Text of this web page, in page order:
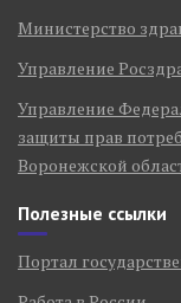
Министерство
Управление
Управление
защиты прав
Воронежской
Полезные ссылки
Портал